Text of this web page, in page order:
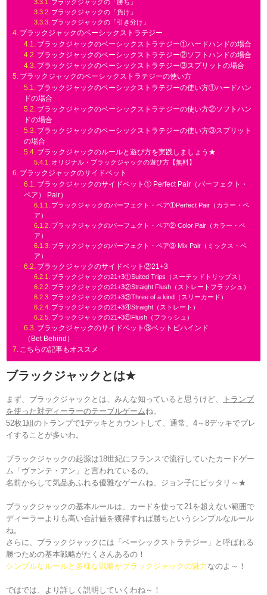
ブラックジャックの「勝ち」
ブラックジャックの「負け」
ブラックジャックの「引き分け」
ブラックジャックのベーシックストラテジー
ブラックジャックのベーシックストラテジー①ハードハンドの場合
ブラックジャックのベーシックストラテジー②ソフトハンドの場合
ブラックジャックのベーシックストラテジー③スプリットの場合
ブラックジャックのベーシックストラテジーの使い方
ブラックジャックのベーシックストラテジーの使い方①ハードハン
ドの場合
ブラックジャックのベーシックストラテジーの使い方②ソフトハン
ドの場合
ブラックジャックのベーシックストラテジーの使い方③スプリット
の場合
ブラックジャックのルールと遊び方を実践しましょう★
オリジナル・ブラックジャックの遊び方【無料】
ブラックジャックのサイドベット
ブラックジャックのサイドベット① Perfect Pair（パーフェクト・
ペア） Pair）
ブラックジャックのパーフェクト・ペア①Perfect Pair（カラー・ペ
ア）
ブラックジャックのパーフェクト・ペア② Color Pair（カラー・ペ
ア）
ブラックジャックのパーフェクト・ペア③ Mix Pair（ミックス・ペ
ア）
ブラックジャックのサイドベット②21+3
ブラックジャックの21+3①Suited Trips（スーテッドトリップス）
ブラックジャックの21+3②Straight Flush（ストレートフラッシュ）
ブラックジャックの21+3③Three of a kind（スリーカード）
ブラックジャックの21+3④Straight（ストレート）
ブラックジャックの21+3⑤Flush（フラッシュ）
ブラックジャックのサイドベット③ベットビハインド
（Bet Behind）
こちらの記事もオススメ
ブラックジャックとは★
まず、ブラックジャックとは、みんな知っていると思うけど、
トランプ
を使った対ディーラーのテーブルゲーム ね。
52枚1組のトランプで1デッキとカウントして、通常、4～8デッキでプレ
イすることが多いわ。
ブラックジャックの起源は18世紀にフランスで流行していたカードゲー
ム「ヴァンテ・アン」と言われているの。
名前からして気品あふれる優雅なゲームね、ジョン子にピッタリ～★
ブラックジャックの基本ルールは、カードを使って21を超えない範囲で
ディーラーよりも高い合計値を獲得すれば勝ちというシンプルなルール
ね。
さらに、ブラックジャックには「ベーシックストラテジー」と呼ばれる
勝つための基本戦略がたくさんあるの！
シンプルなルールと多様な戦略がブラックジャックの魅力 なのよ～！
ではでは、より詳しく説明していくわね～！